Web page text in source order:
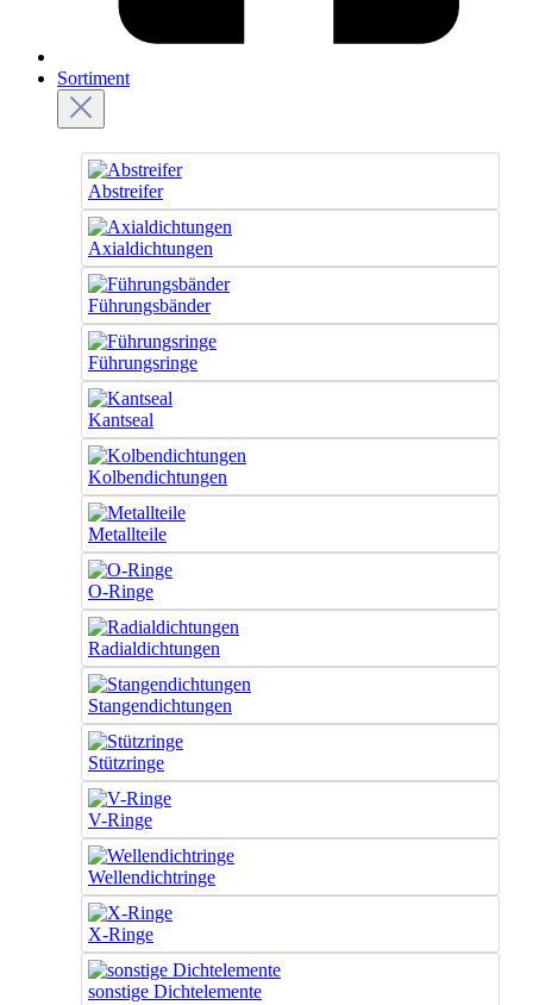
Sortiment
Abstreifer
Axialdichtungen
Führungsbänder
Führungsringe
Kantseal
Kolbendichtungen
Metallteile
O-Ringe
Radialdichtungen
Stangendichtungen
Stützringe
V-Ringe
Wellendichtringe
X-Ringe
sonstige Dichtelemente